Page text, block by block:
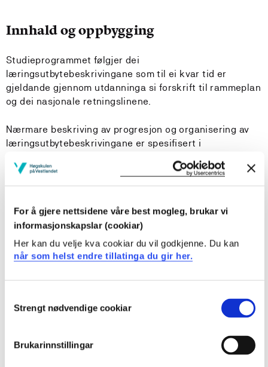
For å gjere nettsidene våre best mogleg, brukar vi
informasjonskapslar (cookiar)
Her kan du velje kva cookiar du vil godkjenne. Du kan
når som helst endre tillatinga du gir her.
Selection
Strengt nødvendige cookiar
Brukarinnstillingar
Innhald og oppbygging
Studieprogrammet følgjer dei
læringsutbytebeskrivingane som til ei kvar tid er
gjeldande gjennom utdanninga si forskrift til rammeplan
og dei nasjonale retningslinene.
Nærmare beskriving av progresjon og organisering av
læringsutbytebeskrivingane er spesifisert i
Læringsutbytte
Studenten: